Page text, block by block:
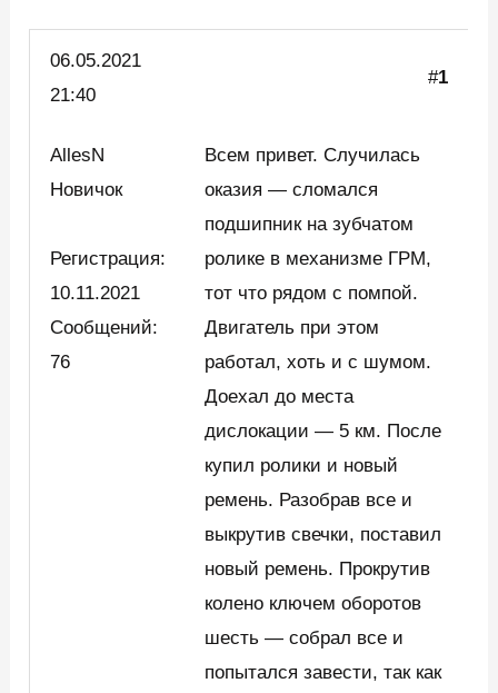
06.05.2021
21:40
#1
AllesN
Новичок
Регистрация:
10.11.2021
Сообщений:
76
Всем привет. Случилась
оказия — сломался
подшипник на зубчатом
ролике в механизме ГРМ,
тот что рядом с помпой.
Двигатель при этом
работал, хоть и с шумом.
Доехал до места
дислокации — 5 км. После
купил ролики и новый
ремень. Разобрав все и
выкрутив свечки, поставил
новый ремень. Прокрутив
колено ключем оборотов
шесть — собрал все и
попытался завести, так как